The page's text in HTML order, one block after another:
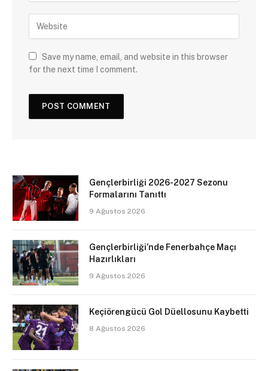
Save my name, email, and website in this browser
for the next time I comment.
Gençlerbirliği 2026-2027 Sezonu
Formalarını Tanıttı
9 Ağustos 2026
Gençlerbirliği’nde Fenerbahçe Maçı
Hazırlıkları
9 Ağustos 2026
Keçiörengücü Gol Düellosunu Kaybetti
8 Ağustos 2026